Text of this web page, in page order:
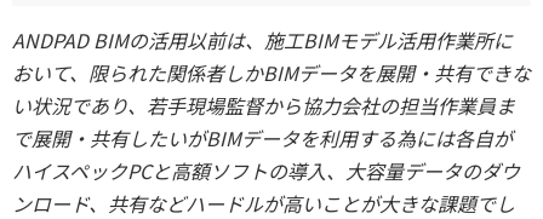
ANDPAD BIMの活用以前は、施工BIMモデル活用作業所に
おいて、限られた関係者しかBIMデータを展開・共有できな
い状況であり、若手現場監督から協力会社の担当作業員ま
で展開・共有したいがBIMデータを利用する為には各自が
ハイスペックPCと高額ソフトの導入、大容量データのダウ
ンロード、共有などハードルが高いことが大きな課題でし